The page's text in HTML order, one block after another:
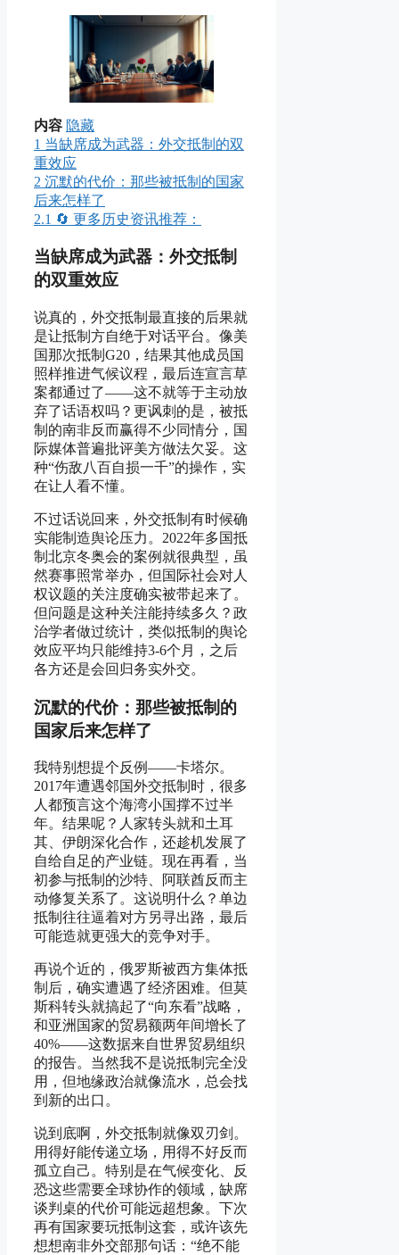
内容 隐藏
1 当缺席成为武器：外交抵制的双
重效应
2 沉默的代价：那些被抵制的国家
后来怎样了
2.1 🔄 更多历史资讯推荐：
当缺席成为武器：外交抵制
的双重效应
说真的，外交抵制最直接的后果就
是让抵制方自绝于对话平台。像美
国那次抵制G20，结果其他成员国
照样推进气候议程，最后连宣言草
案都通过了——这不就等于主动放
弃了话语权吗？更讽刺的是，被抵
制的南非反而赢得不少同情分，国
际媒体普遍批评美方做法欠妥。这
种“伤敌八百自损一千”的操作，实
在让人看不懂。
不过话说回来，外交抵制有时候确
实能制造舆论压力。2022年多国抵
制北京冬奥会的案例就很典型，虽
然赛事照常举办，但国际社会对人
权议题的关注度确实被带起来了。
但问题是这种关注能持续多久？政
治学者做过统计，类似抵制的舆论
效应平均只能维持3-6个月，之后
各方还是会回归务实外交。
沉默的代价：那些被抵制的
国家后来怎样了
我特别想提个反例——卡塔尔。
2017年遭遇邻国外交抵制时，很多
人都预言这个海湾小国撑不过半
年。结果呢？人家转头就和土耳
其、伊朗深化合作，还趁机发展了
自给自足的产业链。现在再看，当
初参与抵制的沙特、阿联酋反而主
动修复关系了。这说明什么？单边
抵制往往逼着对方另寻出路，最后
可能造就更强大的竞争对手。
再说个近的，俄罗斯被西方集体抵
制后，确实遭遇了经济困难。但莫
斯科转头就搞起了“向东看”战略，
和亚洲国家的贸易额两年间增长了
40%——这数据来自世界贸易组织
的报告。当然我不是说抵制完全没
用，但地缘政治就像流水，总会找
到新的出口。
说到底啊，外交抵制就像双刃剑。
用得好能传递立场，用得不好反而
孤立自己。特别是在气候变化、反
恐这些需要全球协作的领域，缺席
谈判桌的代价可能远超想象。下次
再有国家要玩抵制这套，或许该先
想想南非外交部那句话：“绝不能